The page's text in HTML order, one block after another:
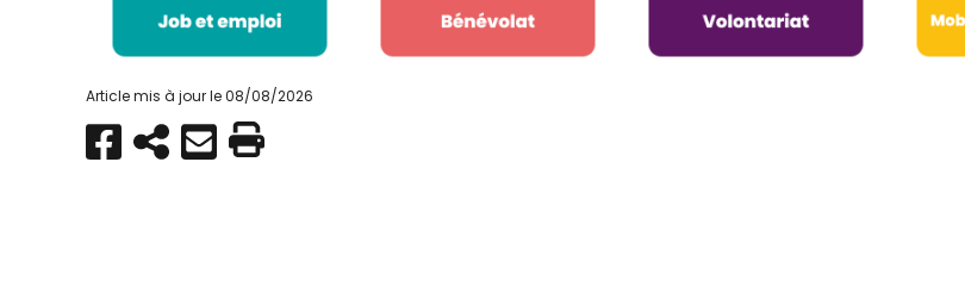
Article mis à jour le 08/08/2026
Partager
sur
CopierEnvoyer
par
Imprimer